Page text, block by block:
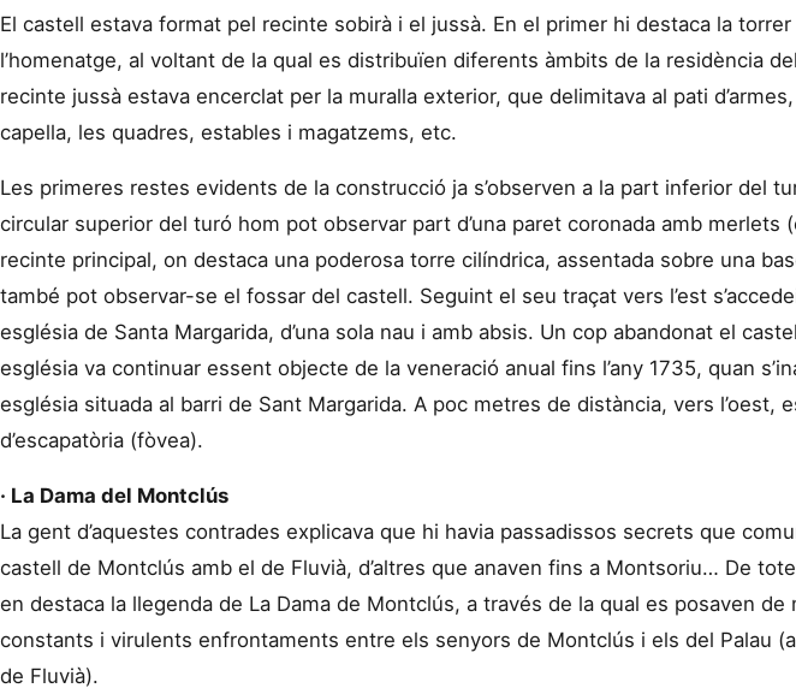
El castell estava format pel recinte sobirà i el jussà. En el primer hi destaca la torrer
l’homenatge, al voltant de la qual es distribuïen diferents àmbits de la residència
recinte jussà estava encerclat per la muralla exterior, que delimitava al pati
capella, les quadres, estables i magatzems, etc.
Les primeres restes evidents de la construcció ja s’observen a la part inferior del
circular superior del turó hom pot observar part d’una paret coronada amb merlets
recinte principal, on destaca una poderosa torre cilíndrica, assentada sobre una
també pot observar-se el fossar del castell. Seguint el seu traçat vers l’est
església de Santa Margarida, d’una sola nau i amb absis. Un cop abandonat el
església va continuar essent objecte de la veneració anual fins l’any 1735, quan
església situada al barri de Sant Margarida. A poc metres de distància, vers l’oest,
d’escapatòria (fòvea).
· La Dama del Montclús
La gent d’aquestes contrades explicava que hi havia passadissos secrets que
castell de Montclús amb el de Fluvià, d’altres que anaven fins a Montsoriu… De
en destaca la llegenda de La Dama de Montclús, a través de la qual es posaven de
constants i virulents enfrontaments entre els senyors de Montclús i els del Palau
de Fluvià).